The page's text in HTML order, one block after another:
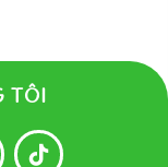
TÔI